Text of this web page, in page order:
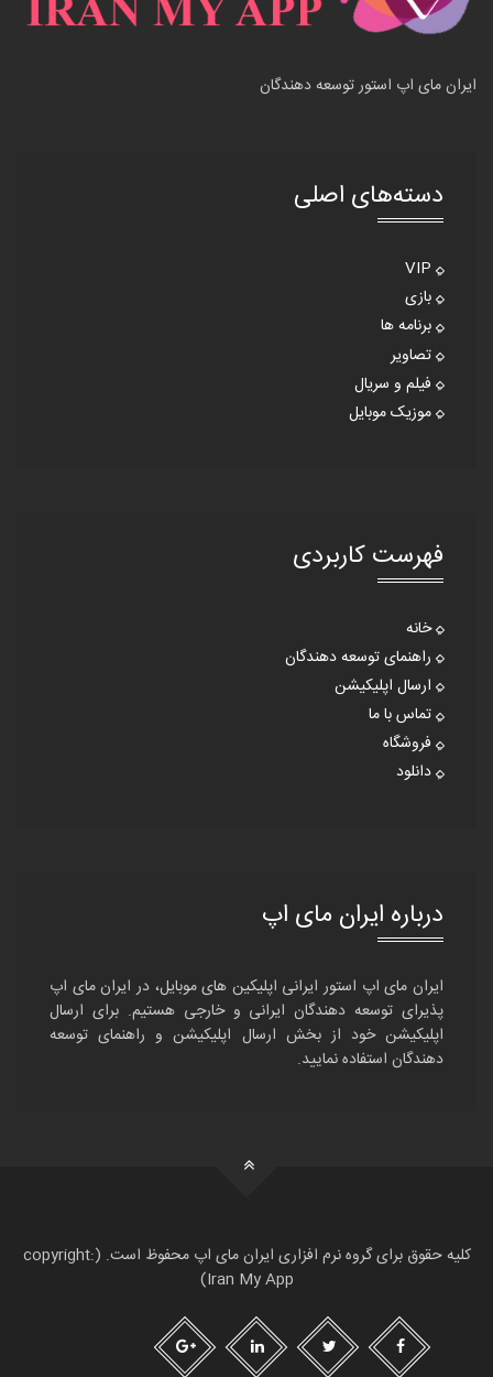
ایران مای اپ استور توسعه دهندگان
دسته‌های اصلی
VIP
بازی
برنامه ها
تصاویر
فیلم و سریال
موزیک موبایل
فهرست کاربردی
خانه
راهنمای توسعه دهندگان
ارسال اپلیکیشن
تماس با ما
فروشگاه
دانلود
درباره ایران مای اپ
ایران مای اپ استور ایرانی اپلیکین های موبایل، در ایران مای اپ
پذیرای توسعه دهندگان ایرانی و خارجی هستیم. برای ارسال
اپلیکیشن خود از بخش ارسال اپلیکیشن و راهنمای توسعه
دهندگان استفاده نمایید.
کلیه حقوق برای گروه نرم افزاری ایران مای اپ محفوظ است. (copyright:
Iran My App)